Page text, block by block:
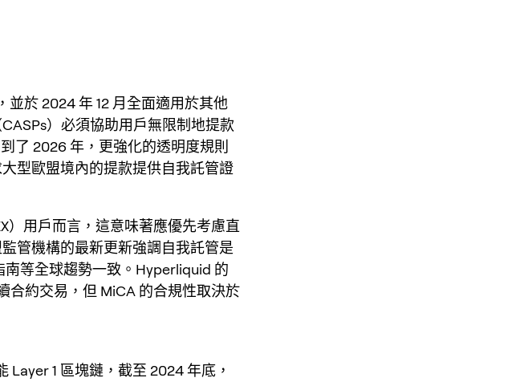
於 2024 年 12 月全面適用於其他
）必須協助用戶無限制地提款
到了 2026 年，更強化的透明度規則
型歐盟境內的提款提供自我託管證
）用戶而言，這意味著應優先考慮直
管機構的最新更新強調自我託管是
南等全球趨勢一致。Hyperliquid 的
合約交易，但 MiCA 的合規性取決於
1 區塊鏈，截至 2024 年底，